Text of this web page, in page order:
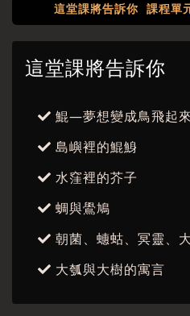
這堂課將告訴你 課程單
這堂課將告訴你
鯤—夢想變成鳥飛起
島嶼裡的鯤鯓
水窪裡的芥子
蜩與鷽鳩
朝菌、蟪蛄、冥靈、
大瓠與大樹的寓言